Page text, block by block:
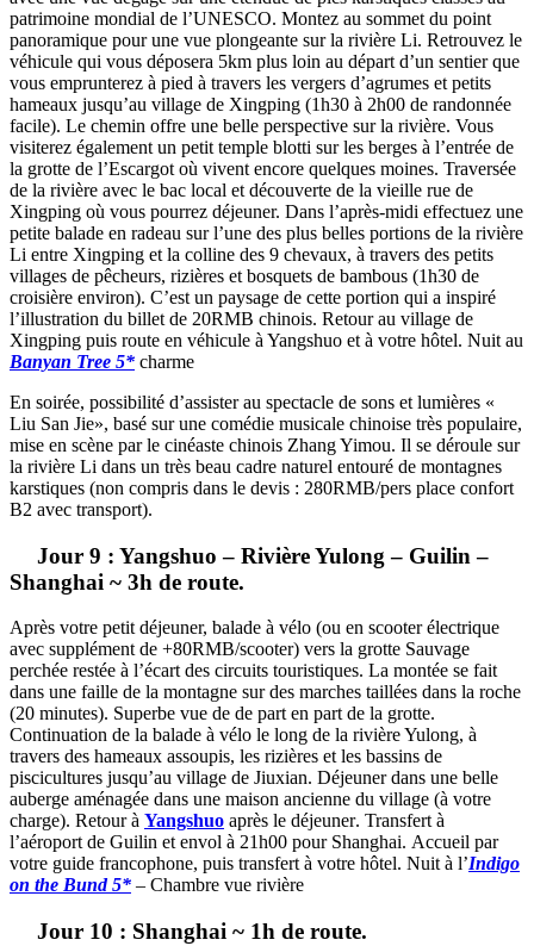
patrimoine mondial de l’UNESCO. Montez au sommet du point
panoramique pour une vue plongeante sur la rivière Li. Retrouvez le
véhicule qui vous déposera 5km plus loin au départ d’un sentier que
vous emprunterez à pied à travers les vergers d’agrumes et petits
hameaux jusqu’au village de Xingping (1h30 à 2h00 de randonnée
facile). Le chemin offre une belle perspective sur la rivière. Vous
visiterez également un petit temple blotti sur les berges à l’entrée de
la grotte de l’Escargot où vivent encore quelques moines. Traversée
de la rivière avec le bac local et découverte de la vieille rue de
Xingping où vous pourrez déjeuner. Dans l’après-midi effectuez une
petite balade en radeau sur l’une des plus belles portions de la rivière
Li entre Xingping et la colline des 9 chevaux, à travers des petits
villages de pêcheurs, rizières et bosquets de bambous (1h30 de
croisière environ). C’est un paysage de cette portion qui a inspiré
l’illustration du billet de 20RMB chinois. Retour au village de
Xingping puis route en véhicule à Yangshuo et à votre hôtel. Nuit au
Banyan Tree 5* charme
En soirée, possibilité d’assister au spectacle de sons et lumières «
Liu San Jie», basé sur une comédie musicale chinoise très populaire,
mise en scène par le cinéaste chinois Zhang Yimou. Il se déroule sur
la rivière Li dans un très beau cadre naturel entouré de montagnes
karstiques (non compris dans le devis : 280RMB/pers place confort
B2 avec transport).
Jour 9 : Yangshuo – Rivière Yulong – Guilin –
Shanghai ~ 3h de route.
Après votre petit déjeuner, balade à vélo (ou en scooter électrique
avec supplément de +80RMB/scooter) vers la grotte Sauvage
perchée restée à l’écart des circuits touristiques. La montée se fait
dans une faille de la montagne sur des marches taillées dans la roche
(20 minutes). Superbe vue de de part en part de la grotte.
Continuation de la balade à vélo le long de la rivière Yulong, à
travers des hameaux assoupis, les rizières et les bassins de
piscicultures jusqu’au village de Jiuxian. Déjeuner dans une belle
auberge aménagée dans une maison ancienne du village (à votre
charge). Retour à Yangshuo après le déjeuner. Transfert à
l’aéroport de Guilin et envol à 21h00 pour Shanghai. Accueil par
votre guide francophone, puis transfert à votre hôtel. Nuit à l’Indigo
on the Bund 5* – Chambre vue rivière
Jour 10 : Shanghai ~ 1h de route.